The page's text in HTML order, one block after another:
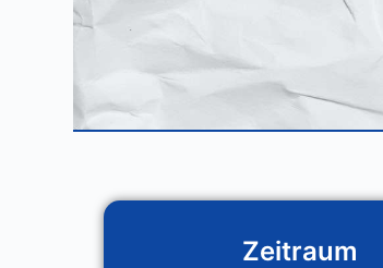
Zeitraum